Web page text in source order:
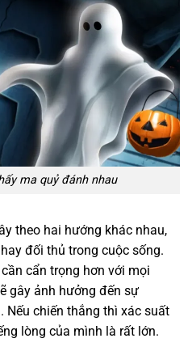
ma quỷ đánh nhau
theo hai hướng khác nhau,
đối thủ trong cuộc sống.
cẩn trọng hơn với mọi
gây ảnh hưởng đến sự
Nếu chiến thắng thì xác suất
lòng của mình là rất lớn.